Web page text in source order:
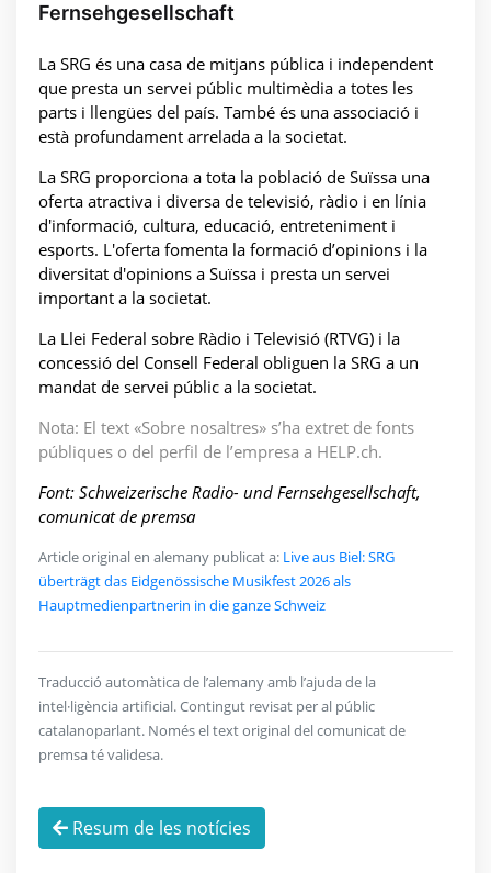
Fernsehgesellschaft
La SRG és una casa de mitjans pública i independent
que presta un servei públic multimèdia a totes les
parts i llengües del país. També és una associació i
està profundament arrelada a la societat.
La SRG proporciona a tota la població de Suïssa una
oferta atractiva i diversa de televisió, ràdio i en línia
d'informació, cultura, educació, entreteniment i
esports. L'oferta fomenta la formació d’opinions i la
diversitat d'opinions a Suïssa i presta un servei
important a la societat.
La Llei Federal sobre Ràdio i Televisió (RTVG) i la
concessió del Consell Federal obliguen la SRG a un
mandat de servei públic a la societat.
Nota: El text «Sobre nosaltres» s’ha extret de fonts
públiques o del perfil de l’empresa a HELP.ch.
Font: Schweizerische Radio- und Fernsehgesellschaft,
comunicat de premsa
Article original en alemany publicat a: Live aus Biel: SRG
überträgt das Eidgenössische Musikfest 2026 als
Hauptmedienpartnerin in die ganze Schweiz
Traducció automàtica de l’alemany amb l’ajuda de la
intel·ligència artificial. Contingut revisat per al públic
catalanoparlant. Només el text original del comunicat de
premsa té validesa.
Resum de les notícies